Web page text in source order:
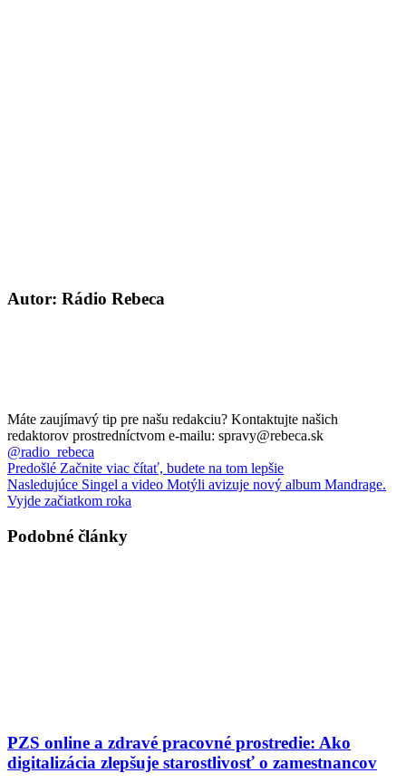
Autor: Rádio Rebeca
Máte zaujímavý tip pre našu redakciu? Kontaktujte našich
redaktorov prostredníctvom e-mailu: spravy@rebeca.sk
@radio_rebeca
Predošlé Začnite viac čítať, budete na tom lepšie
Nasledujúce Singel a video Motýli avizuje nový album Mandrage.
Vyjde začiatkom roka
Podobné články
PZS online a zdravé pracovné prostredie: Ako
digitalizácia zlepšuje starostlivosť o zamestnancov